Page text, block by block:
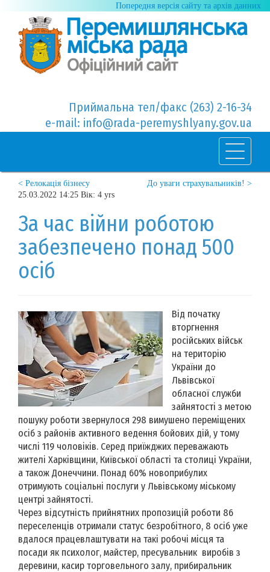
Попередня версія сайту та архів данних
Приймальна тел/факс (263) 2-16-34
e-mail: info@rada-peremyshlyany.gov.ua
До уваги страхувальників! >
< Релокація бізнесу
25.03.2022 14:25 Вік: 4 yrs
За час війни роботою
забезпечено понад 500
осіб
Від початку
вторгнення
російських військ
на територію
України до
Львівської
обласної служби
зайнятості з метою
пошуку роботи звернулося 298 вимушено переміщених
осіб з районів активного ведення бойових дій, у тому
числі 119 чоловіків. Серед приїжджих переважають
жителі Харківщини, Київської області та столиці України,
а також Донеччини. Понад 60% новоприбулих
отримують соціальні послуги у Львівському міському
центрі зайнятості.
Через відсутність прийнятних пропозицій роботи 86
переселенців отримали статус безробітного, 8 осіб уже
вдалося працевлаштувати на такі робочі місця та
посади як психолог, майстер, пресувальник виробів з
деревини, касир торговельного залу, прибиральник